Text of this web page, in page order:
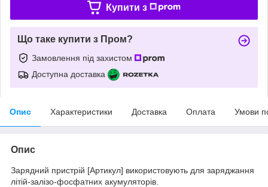
Купити з
Що таке купити з Пром?
Замовлення під захистом
Доступна доставка
Опис Характеристики Доставка Оплата Умови
Опис
Зарядний пристрій [Артикул] використовують для заряджання
літій-залізо-фосфатних акумуляторів.